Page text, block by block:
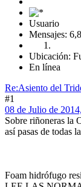
Usuario
Mensajes:
Ubicación:
En línea
Re:Asiento del
#1
08 de Julio de
Sobre riñoneras la
así pasas de todas
Foam hidrófugo